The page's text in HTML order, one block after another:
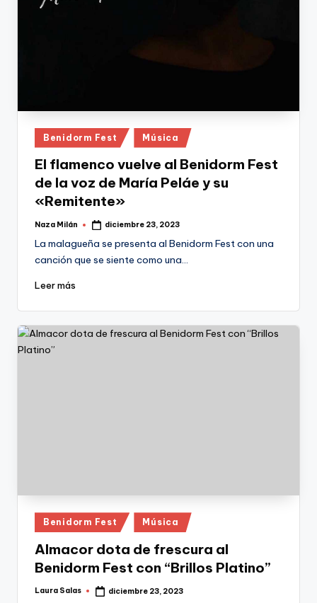
Publicado
en
Benidorm Fest Música
El flamenco vuelve al Benidorm Fest
de la voz de María Peláe y su
«Remitente»
Publicado
Naza Milán diciembre 23, 2023
La malagueña se presenta al Benidorm Fest con una
canción que se siente como una…
Leer más
Publicado
en
Benidorm Fest Música
Almacor dota de frescura al
Benidorm Fest con “Brillos Platino”
Publicado
Laura Salas diciembre 23, 2023